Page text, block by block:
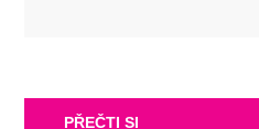
PŘEČTI SI